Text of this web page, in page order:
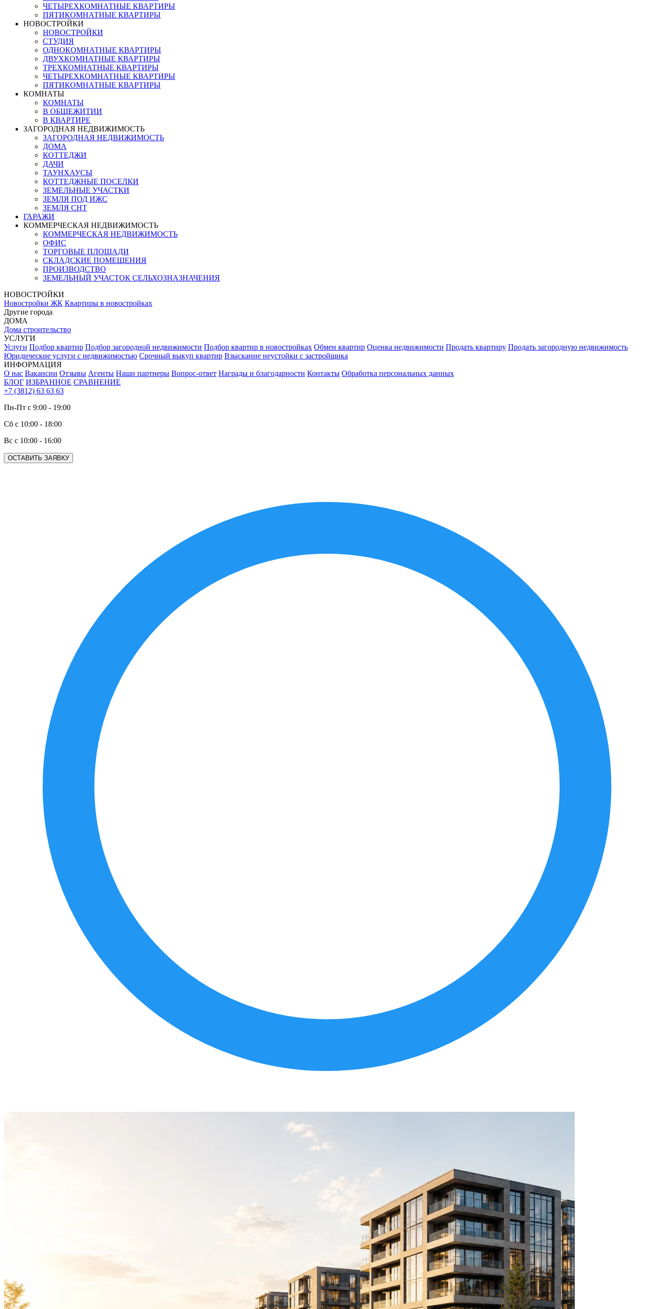
ЧЕТЫРЕХКОМНАТНЫЕ КВАРТИРЫ
ПЯТИКОМНАТНЫЕ КВАРТИРЫ
НОВОСТРОЙКИ
НОВОСТРОЙКИ
СТУДИЯ
ОДНОКОМНАТНЫЕ КВАРТИРЫ
ДВУХКОМНАТНЫЕ КВАРТИРЫ
ТРЕХКОМНАТНЫЕ КВАРТИРЫ
ЧЕТЫРЕХКОМНАТНЫЕ КВАРТИРЫ
ПЯТИКОМНАТНЫЕ КВАРТИРЫ
КОМНАТЫ
КОМНАТЫ
В ОБЩЕЖИТИИ
В КВАРТИРЕ
ЗАГОРОДНАЯ НЕДВИЖИМОСТЬ
ЗАГОРОДНАЯ НЕДВИЖИМОСТЬ
ДОМА
КОТТЕДЖИ
ДАЧИ
ТАУНХАУСЫ
КОТТЕДЖНЫЕ ПОСЕЛКИ
ЗЕМЕЛЬНЫЕ УЧАСТКИ
ЗЕМЛЯ ПОД ИЖС
ЗЕМЛЯ СНТ
ГАРАЖИ
КОММЕРЧЕСКАЯ НЕДВИЖИМОСТЬ
КОММЕРЧЕСКАЯ НЕДВИЖИМОСТЬ
ОФИС
ТОРГОВЫЕ ПЛОЩАДИ
СКЛАДСКИЕ ПОМЕЩЕНИЯ
ПРОИЗВОДСТВО
ЗЕМЕЛЬНЫЙ УЧАСТОК СЕЛЬХОЗНАЗНАЧЕНИЯ
НОВОСТРОЙКИ
Новостройки ЖК Квартиры в новостройках
Другие города
ДОМА
Дома строительство
УСЛУГИ
Услуги Подбор квартир Подбор загородной недвижимости Подбор квартир в новостройках Обмен квартир Оценка недвижимости Продать квартиру Продать загородную недвижимость
Юридические услуги с недвижимостью Срочный выкуп квартир Взыскание неустойки с застройщика
ИНФОРМАЦИЯ
О нас Вакансии Отзывы Агенты Наши партнеры Вопрос-ответ Награды и благодарности Контакты Обработка персональных данных
БЛОГ ИЗБРАННОЕ СРАВНЕНИЕ
+7 (3812) 63 63 63
Пн-Пт с 9:00 - 19:00
Сб с 10:00 - 18:00
Вс с 10:00 - 16:00
ОСТАВИТЬ ЗАЯВКУ